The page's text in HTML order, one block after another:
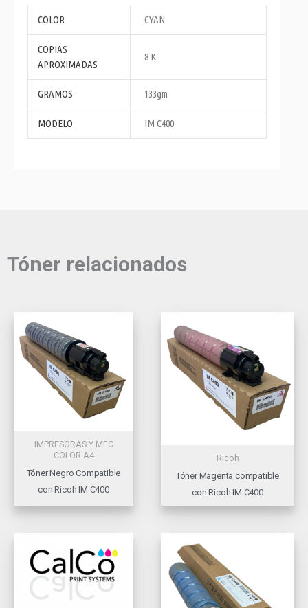
COLOR CYAN
COPIAS
APROXIMADAS
8 K
GRAMOS 133gm
MODELO IM C400
Tóner relacionados
IMPRESORAS Y MFC
COLOR A4
Tóner Negro Compatible
con Ricoh IM C400
Ricoh
Tóner Magenta compatible
con Ricoh IM C400